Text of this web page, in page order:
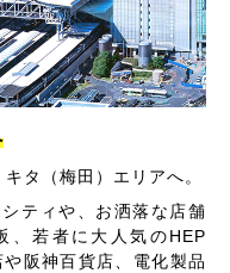
タ（梅田）エリアへ。
ティや、お洒落な店舗
、若者に大人気のHEP
や阪神百貨店、電化製品